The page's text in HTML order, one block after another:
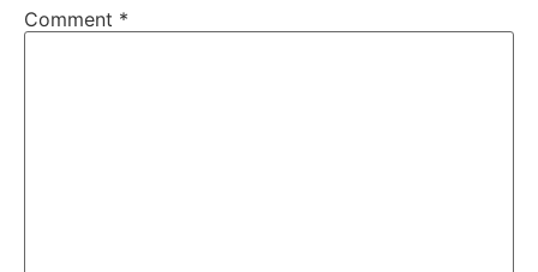
Comment *